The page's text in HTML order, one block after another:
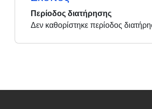
Περίοδος διατήρησης
Δεν καθορίστηκε περίοδος